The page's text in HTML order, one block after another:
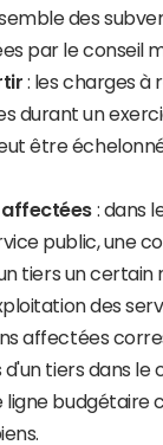
des
par le conseil
: les charges à
durant un
être
affectées : dans
public, une
tiers un certain
des
affectées
d'un tiers dans
ligne budgétaire